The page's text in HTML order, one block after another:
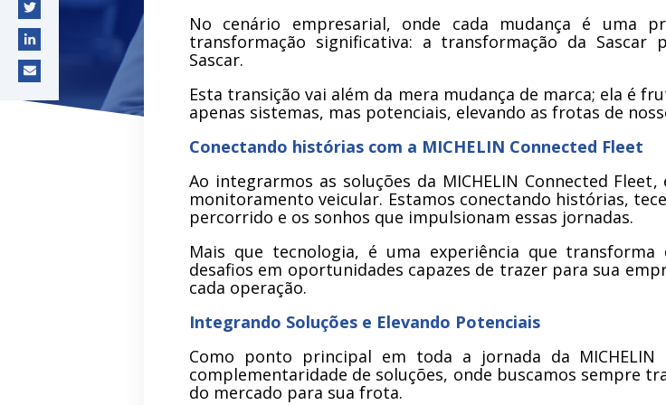
No cenário empresarial, onde cada mudança é uma
transformação significativa: a transformação da Sascar
Sascar.
Esta transição vai além da mera mudança de marca; ela é
apenas sistemas, mas potenciais, elevando as frotas de
Conectando histórias com a MICHELIN Connected Fleet
Ao integrarmos as soluções da MICHELIN Connected
monitoramento veicular. Estamos conectando histórias,
percorrido e os sonhos que impulsionam essas jornadas.
Mais que tecnologia, é uma experiência que
desafios em oportunidades capazes de trazer para sua
cada operação.
Integrando Soluções e Elevando Potenciais
Como ponto principal em toda a jornada da MICHELIN
complementaridade de soluções, onde buscamos sempre
do mercado para sua frota.